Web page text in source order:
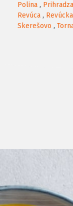
Polina ,
Revúca ,
Skerešovo ,